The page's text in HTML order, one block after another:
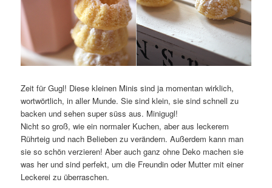
Zeit für Gugl! Diese kleinen Minis sind ja momentan wirklich,
wortwörtlich, in aller Munde. Sie sind klein, sie sind schnell zu
backen und sehen super süss aus. Minigugl!
Nicht so groß, wie ein normaler Kuchen, aber aus leckerem
Rührteig und nach Belieben zu verändern. Außerdem kann man
sie so schön verzieren! Aber auch ganz ohne Deko machen sie
was her und sind perfekt, um die Freundin oder Mutter mit einer
Leckerei zu überraschen.